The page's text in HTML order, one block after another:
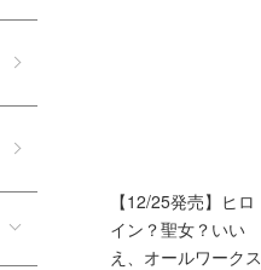
【12/25発売】ヒロ
イン？聖女？いい
え、オールワークス